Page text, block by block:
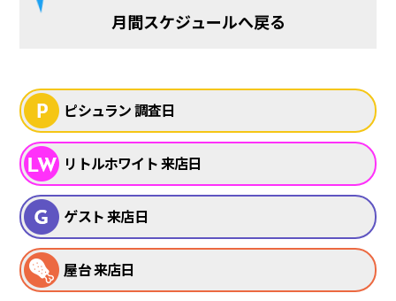
月間スケジュールへ戻る
ピシュラン 調査日
リトルホワイト 来店日
ゲスト 来店日
屋台 来店日